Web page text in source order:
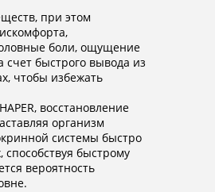
при этом
боли, ощущение
счет быстрого вывода из
чтобы избежать
восстановление
организм
системы быстро
быстрому
вероятность